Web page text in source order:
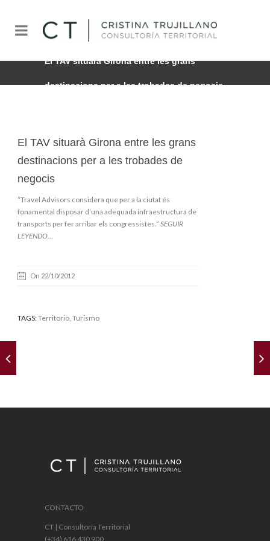
El TAV situarà Girona entre les grans
destinacions per a les trobades de negocis
El TAV situarà Girona entre les grans
destinacions per a les trobades de
negocis
“Travel Advisors considera que per a la ciutat és
fonamental disposar d’una adequada infraestructura de
transports per fer arribar els congressistes.” SEGUIR
LEYENDO…
On 22/10/2012
TAGS:Territorio , Turismo
CONTACTO
CT | Consultoría Territorial
(+34) 616 430 900